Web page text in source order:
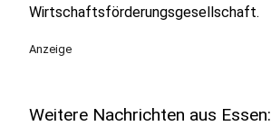
Wirtschaftsförderungsgesellschaft.
Anzeige
Weitere Nachrichten aus Essen: